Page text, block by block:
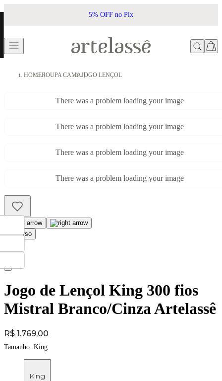
5% OFF no Pix
HOMEROUPA CAMAJOGO LENÇOL
There was a problem loading your image
There was a problem loading your image
There was a problem loading your image
There was a problem loading your image
Jogo de Lençol King 300 fios
Mistral Branco/Cinza Artelassê
Price:
R$ 1.769,00
Tamanho: King
King